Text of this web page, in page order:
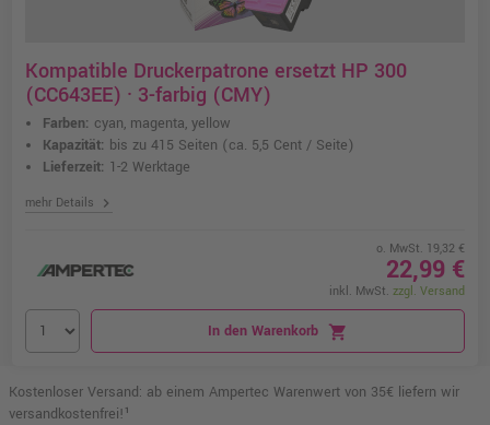
Kompatible Druckerpatrone ersetzt HP 300
(CC643EE) · 3-farbig (CMY)
Farben: cyan, magenta, yellow
Kapazität: bis zu 415 Seiten (ca. 5,5 Cent / Seite)
Lieferzeit: 1-2 Werktage
mehr Details chevron_right
o. MwSt. 19,32 €
22,99 €
inkl. MwSt. zzgl. Versand
In den Warenkorb shopping_cart
Kostenloser Versand: ab einem Ampertec Warenwert von 35€ liefern wir
versandkostenfrei!¹